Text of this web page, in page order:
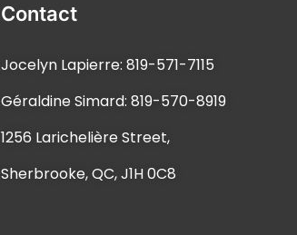
Contact
Jocelyn Lapierre: 819-571-7115
Géraldine Simard: 819-570-8919
1256 Larichelière Street,
Sherbrooke, QC, J1H 0C8